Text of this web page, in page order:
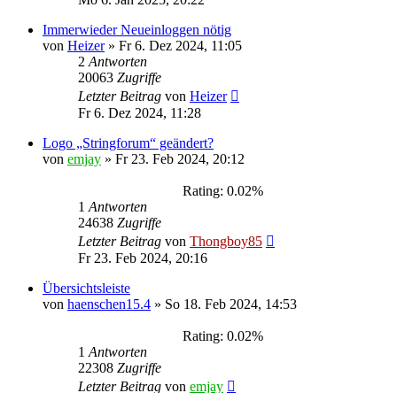
Immerwieder Neueinloggen nötig
von Heizer» Fr 6. Dez 2024, 11:05
2 Antworten
20063 Zugriffe
Letzter Beitrag von Heizer
Fr 6. Dez 2024, 11:28
Logo „Stringforum“ geändert?
von emjay » Fr 23. Feb 2024, 20:12
Rating: 0.02%
1 Antworten
24638 Zugriffe
Letzter Beitrag von Thongboy85
Fr 23. Feb 2024, 20:16
Übersichtsleiste
von haenschen15.4 » So 18. Feb 2024, 14:53
Rating: 0.02%
1 Antworten
22308 Zugriffe
Letzter Beitrag von emjay